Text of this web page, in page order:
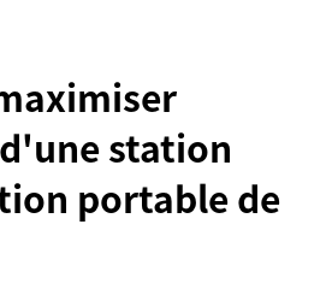
station
portable de